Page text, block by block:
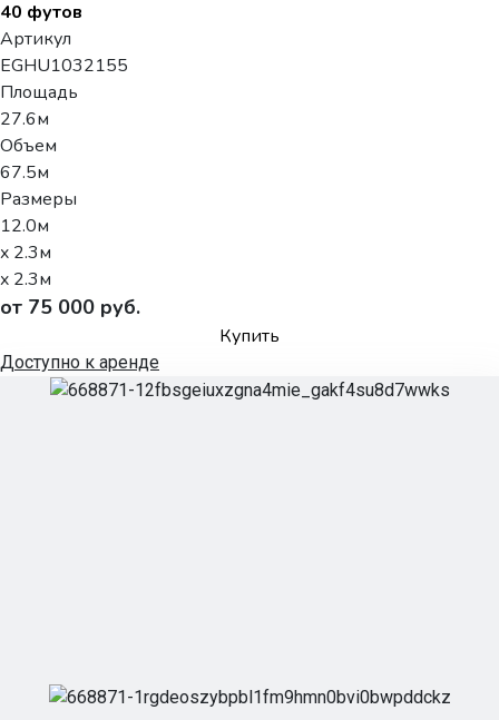
40 футов
Артикул
EGHU1032155
Площадь
27.6м
Объем
67.5м
Размеры
12.0м
x 2.3м
x 2.3м
от 75 000 руб.
Купить
Доступно к аренде